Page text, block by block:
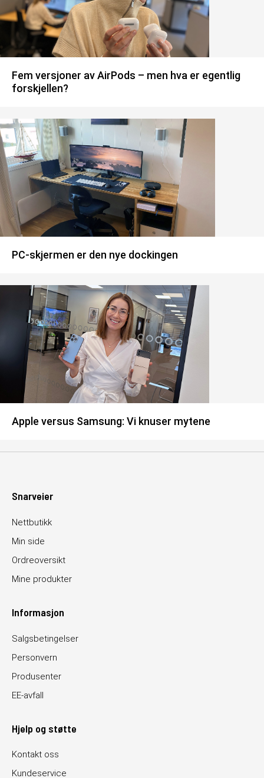
Fem versjoner av AirPods – men hva er egentlig
forskjellen?
PC-skjermen er den nye dockingen
Apple versus Samsung: Vi knuser mytene
Snarveier
Nettbutikk
Min side
Ordreoversikt
Mine produkter
Informasjon
Salgsbetingelser
Personvern
Produsenter
EE-avfall
Hjelp og støtte
Kontakt oss
Kundeservice